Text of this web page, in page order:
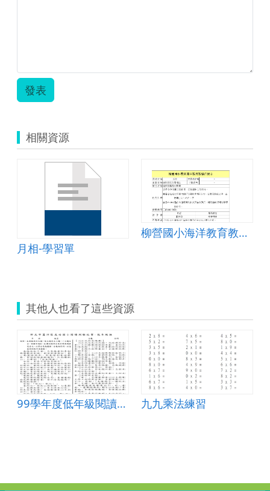
發表
相關資源
月相-學習單
柳營國小海洋教育教學活動4
其他人也看了這些資源
99學年度低年級閱讀測驗 九九乘法練習